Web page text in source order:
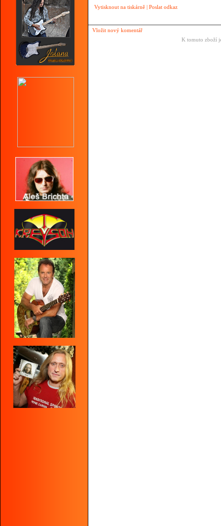
Vytisknout na tiskárně | Poslat odkaz
Vložit nový komentář
K tomuto zboží